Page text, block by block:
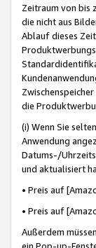
Zeitraum von bis
die nicht aus
Ablauf dieses
die
(i) Wenn Sie
Anwendung
Datums-/
und aktualisiert
• Preis auf
• Preis auf
Außerdem
ein Pop-up-